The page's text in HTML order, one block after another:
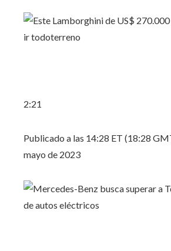
2:21
Publicado a las 14:28 ET (18:28
mayo de 2023